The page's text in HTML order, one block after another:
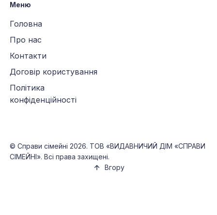
Меню
Головна
Про нас
Контакти
Договір користування
Політика
конфіденційності
© Справи сімейні 2026. ТОВ «ВИДАВНИЧИЙ ДІМ «СПРАВИ
СІМЕЙНІ». Всі права захищені.
Вгору